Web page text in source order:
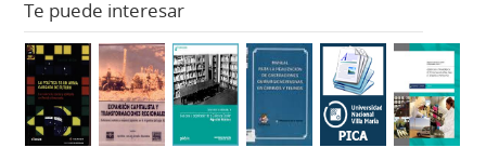
Te puede interesar